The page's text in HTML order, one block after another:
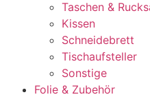
Taschen &
Kissen
Schneidebrett
Tischaufsteller
Sonstige
Folie & Zubehör